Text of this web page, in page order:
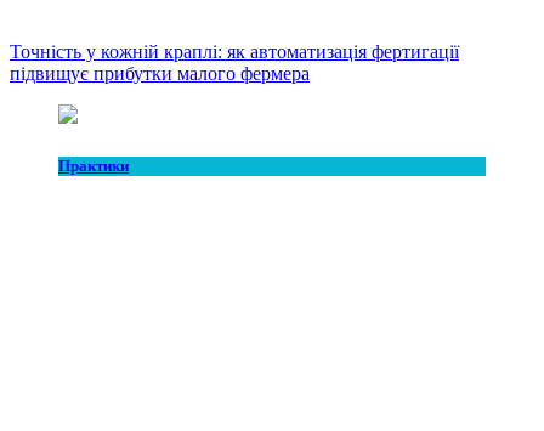
Точність у кожній краплі: як автоматизація фертигації
підвищує прибутки малого фермера
Практики